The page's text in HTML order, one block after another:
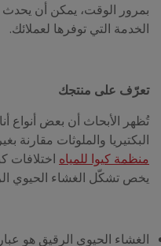
بمرور الوقت، يمكن أن
الخدمة التي توفرها لعملائك.
تعرّف على منتجك
تُظهر الأبحاث أن بعض أنواع
البكتيريا والملوثات
منظمة كيوا للمياه
يخص تشكّل الغشاء الحيوي
الغشاء الحيوي الرقيق هو